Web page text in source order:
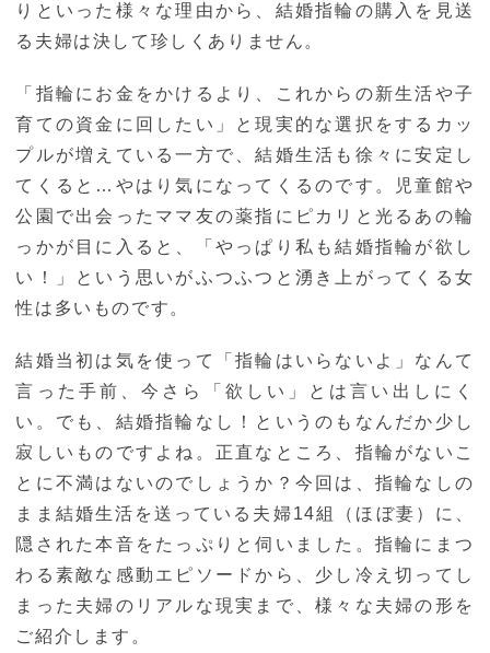
りといった様々な理由から、結婚指輪の購入を見送
る夫婦は決して珍しくありません。
「指輪にお金をかけるより、これからの新生活や子
育ての資金に回したい」と現実的な選択をするカッ
プルが増えている一方で、結婚生活も徐々に安定し
てくると…やはり気になってくるのです。児童館や
公園で出会ったママ友の薬指にピカリと光るあの輪
っかが目に入ると、「やっぱり私も結婚指輪が欲し
い！」という思いがふつふつと湧き上がってくる女
性は多いものです。
結婚当初は気を使って「指輪はいらないよ」なんて
言った手前、今さら「欲しい」とは言い出しにく
い。でも、結婚指輪なし！というのもなんだか少し
寂しいものですよね。正直なところ、指輪がないこ
とに不満はないのでしょうか？今回は、指輪なしの
まま結婚生活を送っている夫婦14組（ほぼ妻）に、
隠された本音をたっぷりと伺いました。指輪にまつ
わる素敵な感動エピソードから、少し冷え切ってし
まった夫婦のリアルな現実まで、様々な夫婦の形を
ご紹介します。